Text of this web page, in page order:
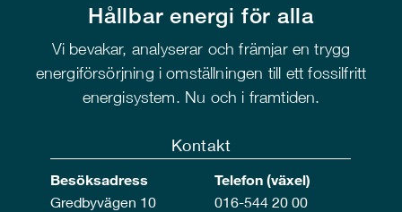
Hållbar energi för alla
Vi bevakar, analyserar och främjar en trygg
energiförsörjning i omställningen till ett fossilfritt
energisystem. Nu och i framtiden.
Kontakt
Besöksadress
Gredbyvägen 10
Telefon (växel)
016-544 20 00